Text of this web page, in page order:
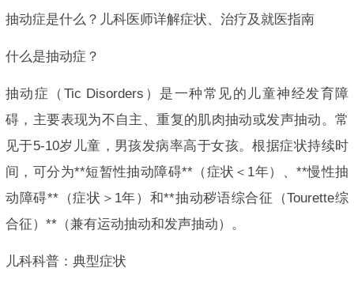
抽动症是什么？儿科医师详解症状、治疗及就医指南
什么是抽动症？
抽动症（Tic Disorders）是一种常见的儿童神经发育障
碍，主要表现为不自主、重复的肌肉抽动或发声抽动。常
见于5-10岁儿童，男孩发病率高于女孩。根据症状持续时
间，可分为**短暂性抽动障碍**（症状＜1年）、**慢性抽
动障碍**（症状＞1年）和**抽动秽语综合征（Tourette综
合征）**（兼有运动抽动和发声抽动）。
儿科科普：典型症状